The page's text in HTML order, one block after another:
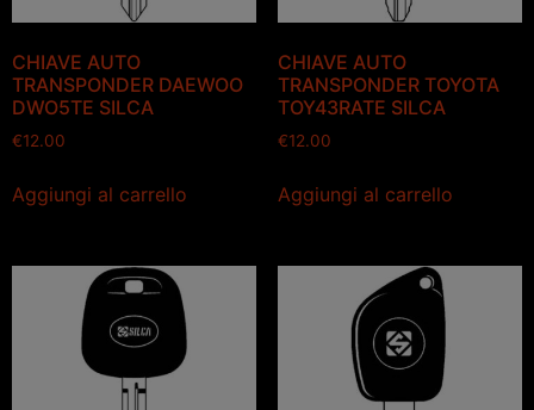
CHIAVE AUTO
TRANSPONDER DAEWOO
DWO5TE SILCA
€12.00
Aggiungi al carrello
CHIAVE AUTO
TRANSPONDER TOYOTA
TOY43RATE SILCA
€12.00
Aggiungi al carrello